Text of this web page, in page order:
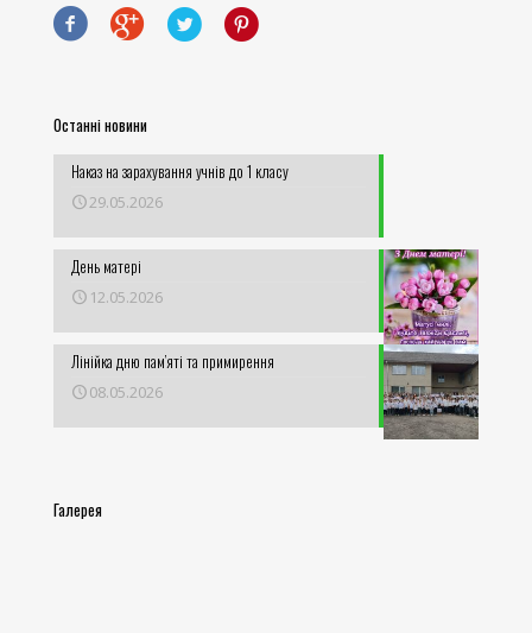
Останні новини
Наказ на зарахування учнів до 1 класу
29.05.2026
День матері
12.05.2026
Лінійка дню пам’яті та примирення
08.05.2026
Галерея